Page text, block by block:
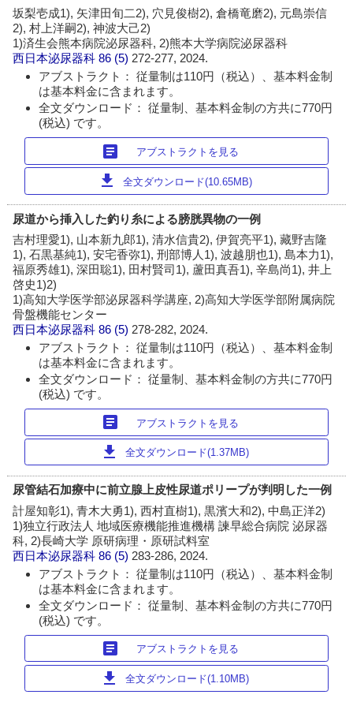
坂梨壱成1), 矢津田旬二2), 穴見俊樹2), 倉橋竜磨2), 元島崇信
2), 村上洋嗣2), 神波大己2)
1)済生会熊本病院泌尿器科, 2)熊本大学病院泌尿器科
西日本泌尿器科 86 (5)272-277, 2024.
アブストラクト： 従量制は110円（税込）、基本料金制
は基本料金に含まれます。
全文ダウンロード： 従量制、基本料金制の方共に770円
(税込) です。
article アブストラクトを見る
download 全文ダウンロード(10.65MB)
尿道から挿入した釣り糸による膀胱異物の一例
吉村理愛1), 山本新九郎1), 清水信貴2), 伊賀亮平1), 藏野吉隆
1), 石黒基純1), 安宅香弥1), 刑部博人1), 波越朋也1), 島本力1),
福原秀雄1), 深田聡1), 田村賢司1), 蘆田真吾1), 辛島尚1), 井上
啓史1)2)
1)高知大学医学部泌尿器科学講座, 2)高知大学医学部附属病院
骨盤機能センター
西日本泌尿器科 86 (5) 278-282, 2024.
アブストラクト： 従量制は110円（税込）、基本料金制
は基本料金に含まれます。
全文ダウンロード： 従量制、基本料金制の方共に770円
(税込) です。
article アブストラクトを見る
download 全文ダウンロード(1.37MB)
尿管結石加療中に前立腺上皮性尿道ポリープが判明した一例
計屋知彰1), 青木大勇1), 西村直樹1), 黒濱大和2), 中島正洋2)
1)独立行政法人 地域医療機能推進機構 諫早総合病院 泌尿器
科, 2)長崎大学 原研病理・原研試料室
西日本泌尿器科 86 (5) 283-286, 2024.
アブストラクト： 従量制は110円（税込）、基本料金制
は基本料金に含まれます。
全文ダウンロード： 従量制、基本料金制の方共に770円
(税込) です。
article アブストラクトを見る
download 全文ダウンロード(1.10MB)